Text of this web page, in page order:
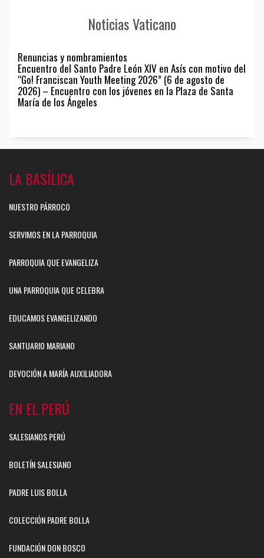
Noticias Vaticano
Renuncias y nombramientos
Encuentro del Santo Padre León XIV en Asís con motivo del
“Go! Franciscan Youth Meeting 2026” (6 de agosto de
2026) – Encuentro con los jóvenes en la Plaza de Santa
María de los Ángeles
LA BASÍLICA
NUESTRO PÁRROCO
SERVIMOS EN LA PARROQUIA
PARROQUIA QUE EVANGELIZA
UNA PARROQUIA QUE CELEBRA
EDUCAMOS EVANGELIZANDO
SANTUARIO MARIANO
DEVOCIÓN A MARÍA AUXILIADORA
EN EL PERÚ
SALESIANOS PERÚ
BOLETÍN SALESIANO
PADRE LUIS BOLLA
COLECCIÓN PADRE BOLLA
FUNDACIÓN DON BOSCO